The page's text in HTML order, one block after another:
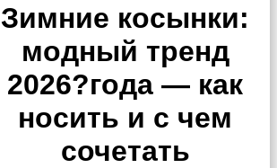
Зимние косынки:
модный тренд
2026?года — как
носить и с чем
сочетать